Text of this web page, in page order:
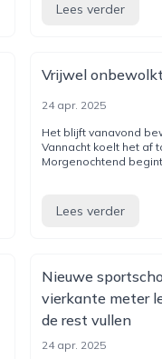
Lees verder
Vrijwel
24 apr. 2025
Het blijft vanavond
Vannacht koelt het af
Morgenochtend
Lees verder
Nieuwe
vierkante meter
de rest vullen
24 apr. 2025